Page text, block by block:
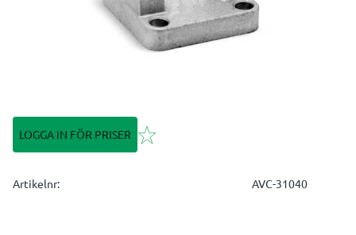
LOGGA IN FÖR PRISER Lägg till i favoriter
Artikelnr AVC-31040